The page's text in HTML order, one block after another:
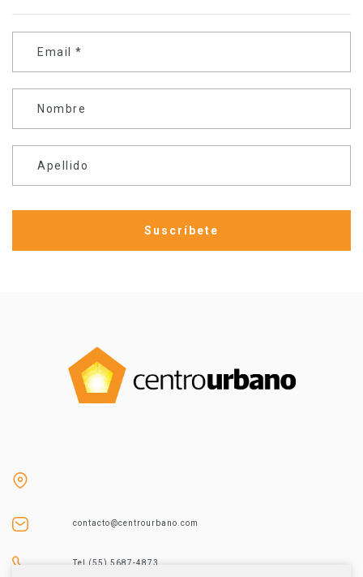
Email *
Nombre
Apellido
contacto@centrourbano.com
Tel (55) 5687-4873